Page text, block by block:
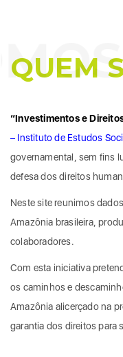
QUEM
“Investimentos e
– Instituto de Estudos
governamental, sem fins
defesa dos direitos
Neste site reunimos
Amazônia brasileira,
colaboradores.
Com esta iniciativa
os caminhos e
Amazônia alicerçado na
garantia dos direitos para